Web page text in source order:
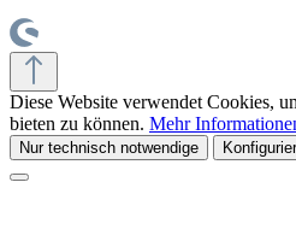
Diese Website verwendet Cookies,
bieten zu können. Mehr
Nur technisch notwendige